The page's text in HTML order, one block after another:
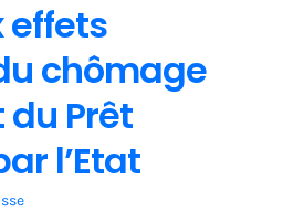
effets
chômage
Prêt
l’Etat